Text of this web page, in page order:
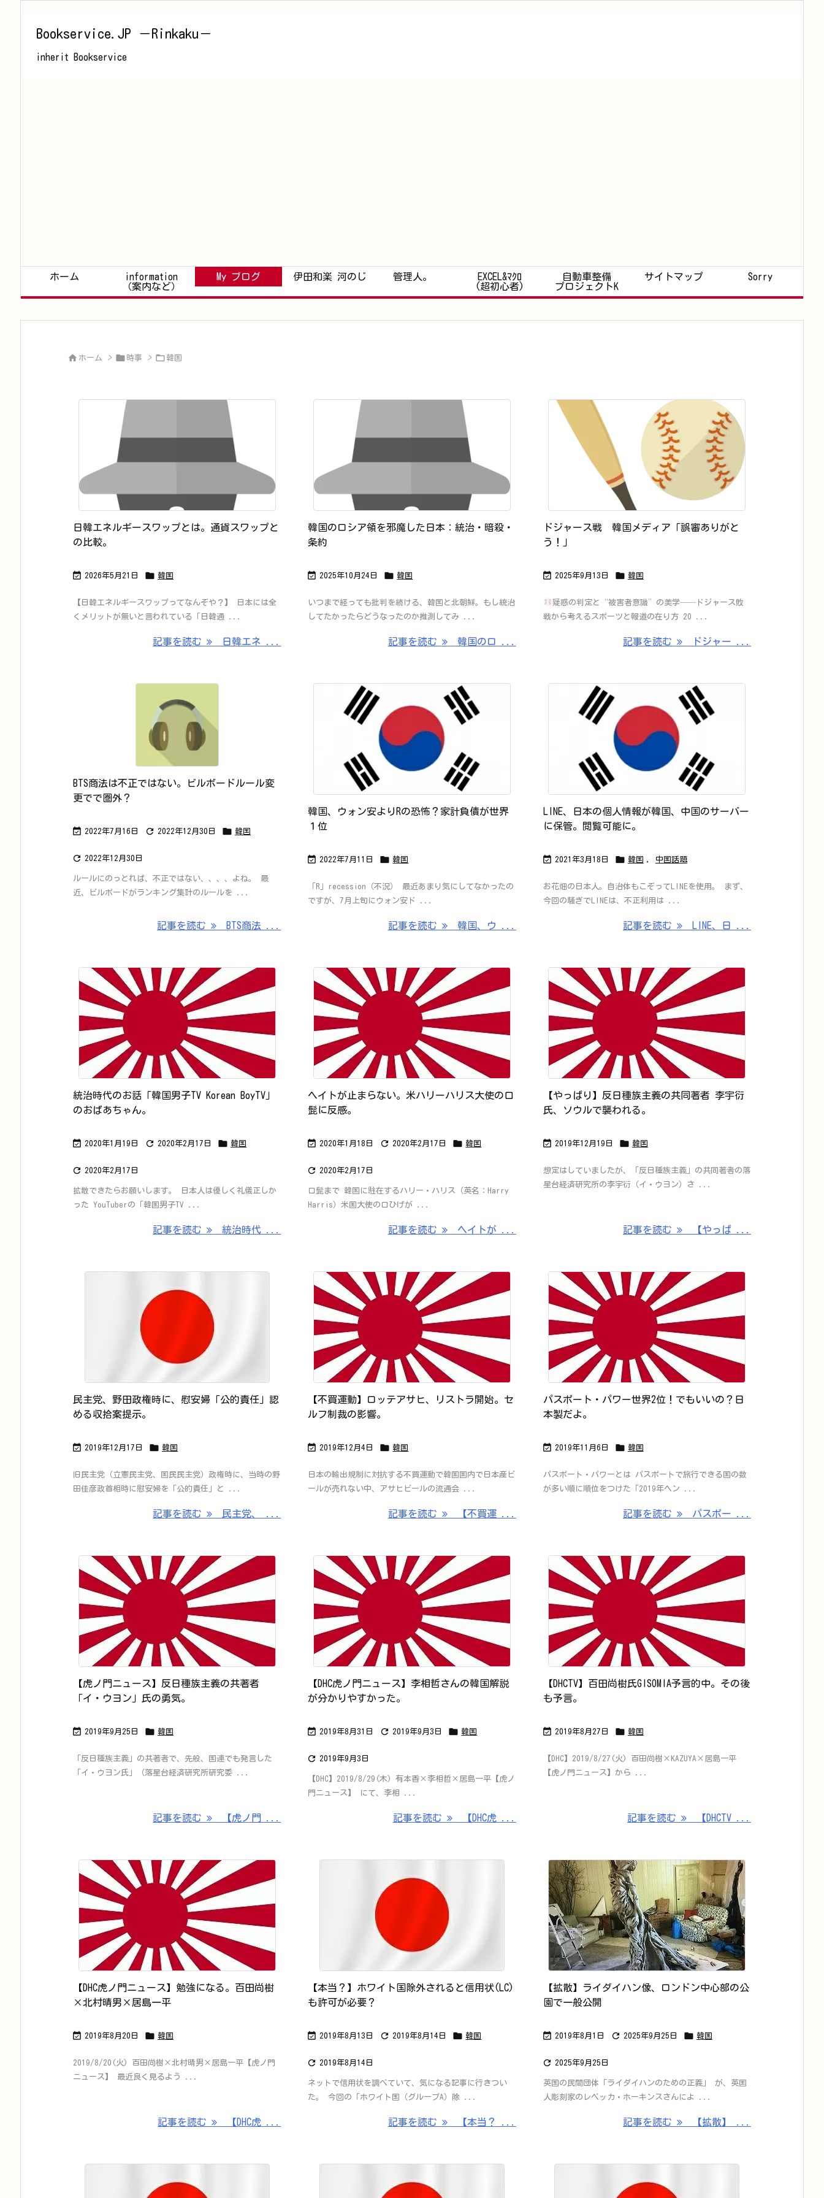
Bookservice.JP －Rinkaku－
inherit Bookservice
ホーム
information
（案内など）
My ブログ 伊田和楽 河のじ 管理人。
EXCEL&ﾏｸﾛ
(超初心者)
自動車整備
プロジェクトK
サイトマップ Sorry
 ホーム >  時事 >  韓国
日韓エネルギースワップとは。通貨スワップと
の比較。
 2026年5月21日  韓国
【日韓エネルギースワップってなんぞや？】 日本には全
くメリットが無いと言われている「日韓通 ...
記事を読む 日韓エネ ...
韓国のロシア領を邪魔した日本：統治・暗殺・
条約
 2025年10月24日  韓国
いつまで経っても批判を続ける、韓国と北朝鮮。もし統治
してたかったらどうなったのか推測してみ ...
記事を読む 韓国のロ ...
ドジャース戦 韓国メディア「誤審ありがと
う！」
 2025年9月13日  韓国
疑惑の判定と“被害者意識”の美学──ドジャース敗
戦から考えるスポーツと報道の在り方 20 ...
記事を読む ドジャー ...
BTS商法は不正ではない。ビルボードルール変
更でで圏外？
 2022年7月16日  2022年12月30日  韓国
 2022年12月30日
ルールにのっとれば、不正ではない、、、、よね。 最
近、ビルボードがランキング集計のルールを ...
記事を読む BTS商法 ...
韓国、ウォン安よりRの恐怖？家計負債が世界
１位
 2022年7月11日  韓国
「R」recession（不況） 最近あまり気にしてなかったの
ですが、7月上旬にウォン安ド ...
記事を読む 韓国、ウ ...
LINE、日本の個人情報が韓国、中国のサーバー
に保管。閲覧可能に。
 2021年3月18日  韓国 , 中国話題
お花畑の日本人。自治体もこぞってLINEを使用。 まず、
今回の騒ぎでLINEは、不正利用は ...
記事を読む LINE、日 ...
統治時代のお話「韓国男子TV Korean BoyTV」
のおばあちゃん。
 2020年1月19日  2020年2月17日  韓国
 2020年2月17日
拡散できたらお願いします。 日本人は優しく礼儀正しか
った YouTuberの「韓国男子TV ...
記事を読む 統治時代 ...
ヘイトが止まらない。米ハリーハリス大使の口
髭に反感。
 2020年1月18日  2020年2月17日  韓国
 2020年2月17日
口髭まで 韓国に駐在するハリー・ハリス（英名：Harry
Harris）米国大使の口ひげが ...
記事を読む ヘイトが ...
【やっぱり】反日種族主義の共同著者 李宇衍
氏、ソウルで襲われる。
 2019年12月19日  韓国
想定はしていましたが、「反日種族主義」の共同著者の落
星台経済研究所の李宇衍（イ・ウヨン）さ ...
記事を読む 【やっぱ ...
民主党、野田政権時に、慰安婦「公的責任」認
める収拾案提示。
 2019年12月17日  韓国
旧民主党（立憲民主党、国民民主党）政権時に、当時の野
田佳彦政首相時に慰安婦を「公的責任」と ...
記事を読む 民主党、 ...
【不買運動】ロッテアサヒ、リストラ開始。セ
ルフ制裁の影響。
 2019年12月4日  韓国
日本の輸出規制に対抗する不買運動で韓国国内で日本産ビ
ールが売れない中、アサヒビールの流通会 ...
記事を読む 【不買運 ...
パスポート・パワー世界2位！でもいいの？日
本製だよ。
 2019年11月6日  韓国
パスポート・パワーとは パスポートで旅行できる国の数
が多い順に順位をつけた「2019年ヘン ...
記事を読む パスポー ...
【虎ノ門ニュース】反日種族主義の共著者
「イ・ウヨン」氏の勇気。
 2019年9月25日  韓国
「反日種族主義」の共著者で、先般、国連でも発言した
「イ・ウヨン氏」（落星台経済研究所研究委 ...
記事を読む 【虎ノ門 ...
【DHC虎ノ門ニュース】李相哲さんの韓国解説
が分かりやすかった。
 2019年8月31日  2019年9月3日  韓国
 2019年9月3日
【DHC】2019/8/29(木) 有本香×李相哲×居島一平【虎ノ
門ニュース】 にて、李相 ...
記事を読む 【DHC虎 ...
【DHCTV】百田尚樹氏GISOMIA予言的中。その後
も予言。
 2019年8月27日  韓国
【DHC】2019/8/27(火) 百田尚樹×KAZUYA×居島一平
【虎ノ門ニュース】から ...
記事を読む 【DHCTV ...
【DHC虎ノ門ニュース】勉強になる。百田尚樹
×北村晴男×居島一平
 2019年8月20日  韓国
2019/8/20(火) 百田尚樹×北村晴男×居島一平【虎ノ門
ニュース】 最近良く見るよう ...
記事を読む 【DHC虎 ...
【本当？】ホワイト国除外されると信用状(LC)
も許可が必要？
 2019年8月13日  2019年8月14日  韓国
 2019年8月14日
ネットで信用状を調べていて、気になる記事に行きつい
た。 今回の「ホワイト国（グループA）除 ...
記事を読む 【本当？ ...
【拡散】ライダイハン像、ロンドン中心部の公
園で一般公開
 2019年8月1日  2025年9月25日  韓国
 2025年9月25日
英国の民間団体「ライダイハンのための正義」 が、英国
人彫刻家のレベッカ・ホーキンスさんによ ...
記事を読む 【拡散】 ...